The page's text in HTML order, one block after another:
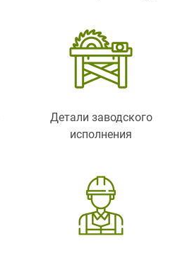
Детали заводского
исполнения